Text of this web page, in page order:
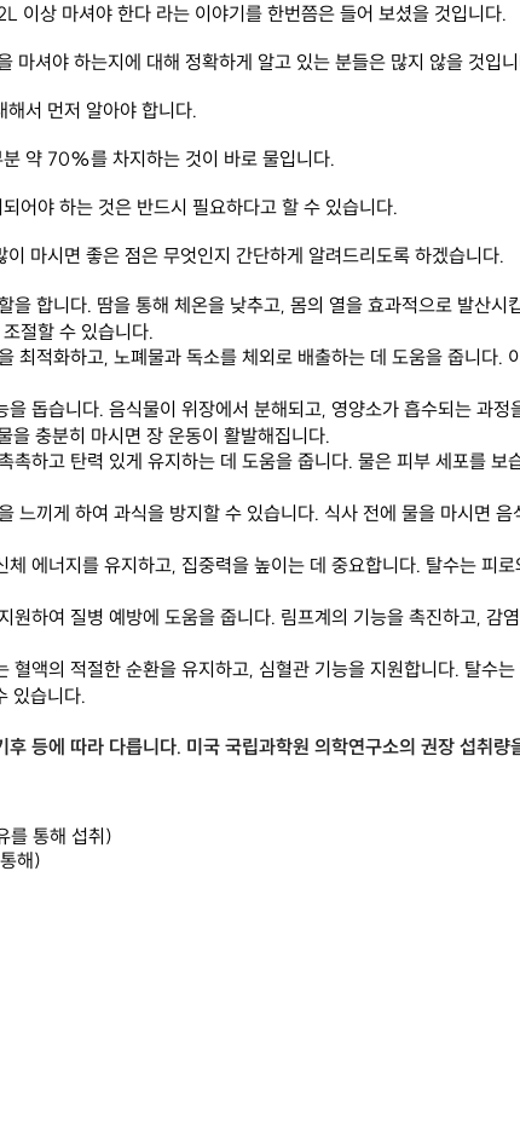
이상 마셔야 한다 라는 이야기를 한번쯤은 들어 보셨을 것입니다.
마셔야 하는지에 대해 정확하게 알고 있는 분들은 많지 않을 것입
서 먼저 알아야 합니다.
약 70%를 차지하는 것이 바로 물입니다.
어야 하는 것은 반드시 필요하다고 할 수 있습니다.
마시면 좋은 점은 무엇인지 간단하게 알려드리도록 하겠습니다.
을 합니다. 땀을 통해 체온을 낮추고, 몸의 열을 효과적으로 발산시
절할 수 있습니다.
최적화하고, 노폐물과 독소를 체외로 배출하는 데 도움을 줍니다.
돕습니다. 음식물이 위장에서 분해되고, 영양소가 흡수되는 과
을 충분히 마시면 장 운동이 활발해집니다.
촉하고 탄력 있게 유지하는 데 도움을 줍니다. 물은 피부 세포를 보
느끼게 하여 과식을 방지할 수 있습니다. 식사 전에 물을 마시면
체 에너지를 유지하고, 집중력을 높이는 데 중요합니다. 탈수는 피
원하여 질병 예방에 도움을 줍니다. 림프계의 기능을 촉진하고, 감
혈액의 적절한 순환을 유지하고, 심혈관 기능을 지원합니다. 탈수
있습니다.
등에 따라 다릅니다. 미국 국립과학원 의학연구소의 권장 섭취량
를 통해 섭취)
해)